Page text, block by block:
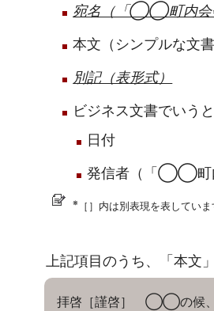
宛名（「◯◯町内会
本文（シンプルな文
別記（表形式）
ビジネス文書でいう
日付
発信者（「◯◯
※ ［］内は別表現を表していま
上記項目のうち、「本文
拝啓［謹啓］ ◯◯の候、